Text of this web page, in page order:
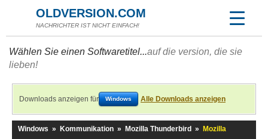
OLDVERSION.COM
NACHRICHTER IST NICHT EINFACH!
Wählen Sie einen Softwaretitel...auf die version, die sie
lieben!
Downloads anzeigen für Windows Alle Downloads anzeigen
Windows » Kommunikation » Mozilla Thunderbird »
Mozilla